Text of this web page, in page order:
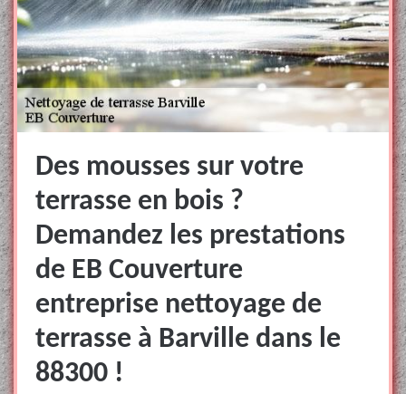
Des mousses sur votre
terrasse en bois ?
Demandez les prestations
de EB Couverture
entreprise nettoyage de
terrasse à Barville dans le
88300 !